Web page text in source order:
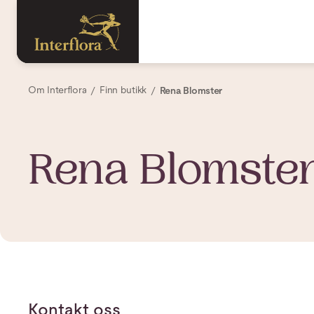
Om Interflora Finn butikk Rena Blomster
Rena
Kontakt oss